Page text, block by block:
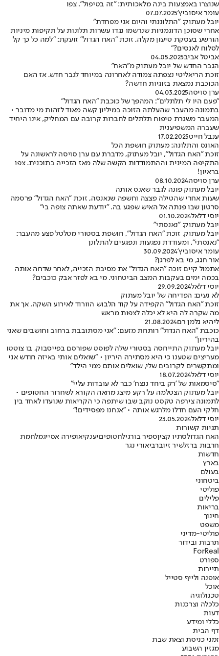
שנוצרו באמצעות בינה מלאכותית: "זה בטיפול". צפו
עומר איסוביץ'07.07.2025
יובל מעתוק: "התלוננתי והיום אני מפחדת"
אחרי שסוכן הדוגמניות שנרשמו נגדו עשרות תלונות על תקיפות מיניות
הורשע בעסקת טיעון מקלה, זוכת "האח הגדול" זועקת: "למה כל כך קל
לסלוח לאנסים?"
אביטל אביב04.05.2025
הגבר החדש של יובל מעתוק מ"האח"
זוכת הריאליטי נצפתה צמודה לאחרונה במיוחד לגבר חדש. אז האם
הכוכבת נמצאת בזוגיות חדשה?
ערן סויסה04.03.2025
"פעם היו לי תלתלים": המהפך של כוכבת "האח הגדול"
בתמונה מהעבר שהעלתה הזוכה במיליון קשה מאוד לזהות מי מדובר •
המעבר משגרת טיפוח תלתלים לחברות קרובה עם המחליק, אינו היחיד
שעברה המשפיענית
ענבל חייט17.02.2025
‏האונס והתלונה: מעתוק חושפת הכל
זוכת "האח הגדול", יובל מעתוק, מדברת עם ערן סויסה לראשונה על
התקיפה המינית וההתמודדות הקשה שלה מאז הזכייה בתוכנית. צפו
בראיון!
ערן סויסה08.10.2024
יובל מעתוק פונה לגבר שאנס אותה
שעות אחרי שהטילה פצצה וחשפה שנאנסה, זוכת "האח הגדול" פרסמה
סרטון שבו פנתה אל האיש שפגע בה. "יודעת שאתה צופה בי"
יוסי דלאל01.10.2024
יובל מעתוק: "נאנסתי"
יובל מעתוק, זוכת "האח הגדול", חושפת בסטורי מטלטל פצע מהעבר:
"נאנסתי", ומעודדת נפגעות ונפגעים להתלונן
עומר איסוביץ'30.09.2024
אור חגג, מי בא לפרגן?
אתמול קיים זוכה "האח הגדול" את מסיבת הזכייה, לאחר שדחה אותה
בכמה ימים בעקבות המצב הביטחוני. מי בא לפזר אבק כוכבים?
יוסי דלאל29.09.2024
לא נעים: הפדיחה של יובל מעתוק
זוכת "האח הגדול" הקפידה על קוד הלבוש הוורוד לאירוע השקה, אך את
מה שקרה לה היא לא יכלה לצפות מראש
ליהיא גלמן רם21.08.2024
כוכבת "האח הגדול" רותחת מזעם: "אני מסתובבת ברחוב וחושבים שאני
בהיריון"
יובל מעתוק התייחסה בסטורי שלה לפוסט שפורסם בפייסבוק, בו צוטטו
מעריצים שטענו כי היא מסתירה היריון • "שואלים אותי באיזה חודש אני
ומתקשרים לקרובים שלי, שואלים אותם ממי הילד"
יוסי דלאל18.07.2024
"סיסמאות של 'רק ביחד ננצח' כבר לא עובדות עליי"
יובל מעתוק הצטלמה על רקע מיצג מחאה הקורא לשחרור החטופים •
לתמונה צירפה טקסט נוקב שבו שיתפה כי הקריאות שנועדו לאחד בין
חלקי העם חדלו מלרגש אותה • "אנחנו מפסידים!"
יוסי דלאל23.05.2024
תגיות קשורות
האח הגדולסתיו קציןספיר בורגילחטופיםיענקיאופירה אסייגמלחמת
חרבות ברזלשיר זיוברביאורי נגר
חדשות
בארץ
בעולם
ביטחוני
פוליטי
פלילים
בריאות
חינוך
משפט
פוליטי-מדיני
תרבות ובידור
ForReal
ספורט
תיירות
אופנה ולייף סטייל
אוכל
טכנולוגיה
כלכלה וצרכנות
דעות
כללי ומידע
דף הבית
זמני כניסת וצאת שבת
מגזין השבוע